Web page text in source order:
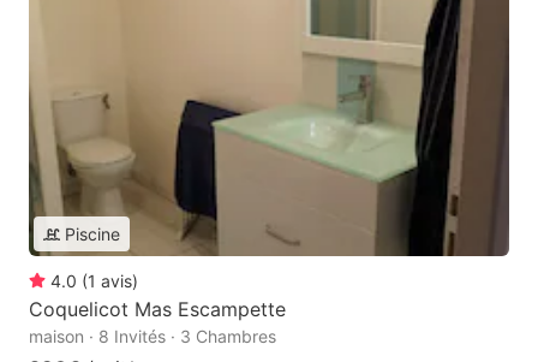
Piscine
4.0 (1 avis)
Coquelicot Mas Escampette
maison · 8 Invités · 3 Chambres